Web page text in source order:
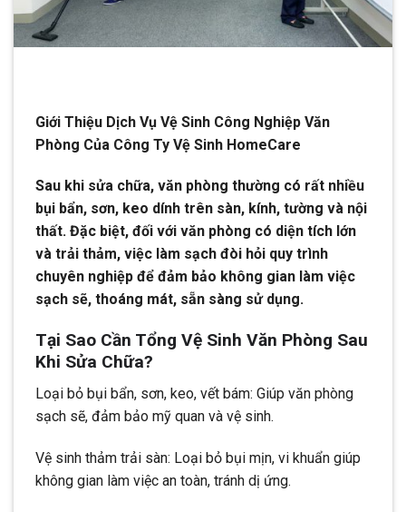
Giới Thiệu Dịch Vụ Vệ Sinh Công Nghiệp Văn
Phòng Của Công Ty Vệ Sinh HomeCare
Sau khi sửa chữa, văn phòng thường có rất nhiều
bụi bẩn, sơn, keo dính trên sàn, kính, tường và nội
thất. Đặc biệt, đối với văn phòng có diện tích lớn
và trải thảm, việc làm sạch đòi hỏi quy trình
chuyên nghiệp để đảm bảo không gian làm việc
sạch sẽ, thoáng mát, sẵn sàng sử dụng.
Tại Sao Cần Tổng Vệ Sinh Văn Phòng Sau
Khi Sửa Chữa?
Loại bỏ bụi bẩn, sơn, keo, vết bám: Giúp văn phòng
sạch sẽ, đảm bảo mỹ quan và vệ sinh.
Vệ sinh thảm trải sàn: Loại bỏ bụi mịn, vi khuẩn giúp
không gian làm việc an toàn, tránh dị ứng.